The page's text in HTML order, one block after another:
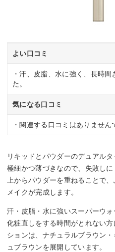
よい口コミ
・汗、皮脂、水に強く、長時
た。
気になる口コミ
・関連する口コミはありません
リキッドとパウダーのデュアル
極細かつ薄づきなので、失敗し
上からパウダーを重ねることで
メイクが完成します。
汗・皮脂・水に強いスーパーウォ
化粧直しをする時間がとれない
ションは、ナチュラルブラウン
ュブラウンを展開しています。